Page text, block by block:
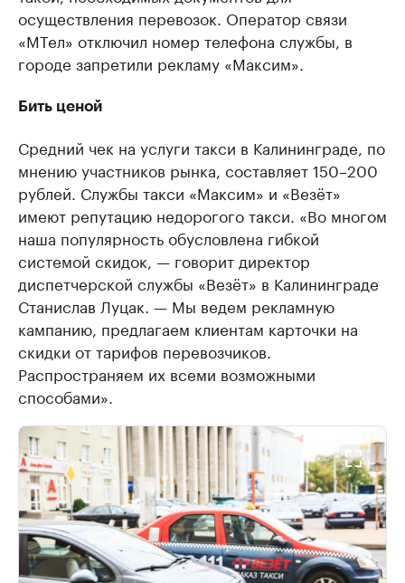
осуществления перевозок. Оператор связи
«МТел» отключил номер телефона службы, в
городе запретили рекламу «Максим».
Бить ценой
Средний чек на услуги такси в Калининграде, по
мнению участников рынка, составляет 150–200
рублей. Службы такси «Максим» и «Везёт»
имеют репутацию недорогого такси. «Во многом
наша популярность обусловлена гибкой
системой скидок, — говорит директор
диспетчерской службы «Везёт» в Калининграде
Станислав Луцак. — Мы ведем рекламную
кампанию, предлагаем клиентам карточки на
скидки от тарифов перевозчиков.
Распространяем их всеми возможными
способами».